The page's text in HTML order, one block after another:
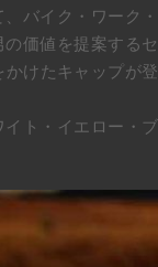
バイク・ワーク・
価値を提案するセ
かけたキャップが登
ト・イエロー・ブ